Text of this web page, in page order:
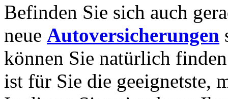
Befinden Sie sich auch
neue Autoversicherungen
können Sie natürlich
ist für Sie die geeignetste,